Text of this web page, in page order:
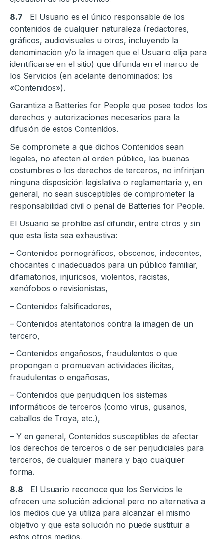
8.7 El Usuario es el único responsable de los
contenidos de cualquier naturaleza (redactores,
gráficos, audiovisuales u otros, incluyendo la
denominación y/o la imagen que el Usuario elija para
identificarse en el sitio) que difunda en el marco de
los Servicios (en adelante denominados: los
«Contenidos»).
Garantiza a Batteries for People que posee todos los
derechos y autorizaciones necesarios para la
difusión de estos Contenidos.
Se compromete a que dichos Contenidos sean
legales, no afecten al orden público, las buenas
costumbres o los derechos de terceros, no infrinjan
ninguna disposición legislativa o reglamentaria y, en
general, no sean susceptibles de comprometer la
responsabilidad civil o penal de Batteries for People.
El Usuario se prohíbe así difundir, entre otros y sin
que esta lista sea exhaustiva:
– Contenidos pornográficos, obscenos, indecentes,
chocantes o inadecuados para un público familiar,
difamatorios, injuriosos, violentos, racistas,
xenófobos o revisionistas,
– Contenidos falsificadores,
– Contenidos atentatorios contra la imagen de un
tercero,
– Contenidos engañosos, fraudulentos o que
propongan o promuevan actividades ilícitas,
fraudulentas o engañosas,
– Contenidos que perjudiquen los sistemas
informáticos de terceros (como virus, gusanos,
caballos de Troya, etc.),
– Y en general, Contenidos susceptibles de afectar
los derechos de terceros o de ser perjudiciales para
terceros, de cualquier manera y bajo cualquier
forma.
8.8 El Usuario reconoce que los Servicios le
ofrecen una solución adicional pero no alternativa a
los medios que ya utiliza para alcanzar el mismo
objetivo y que esta solución no puede sustituir a
estos otros medios.